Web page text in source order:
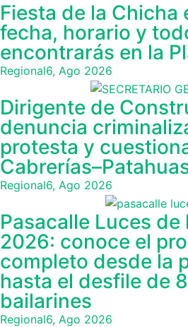
Fiesta de la Chicha
fecha, horario y
encontrarás en la
Regional6, Ago 2026
Dirigente de
denuncia
protesta y
Regional6, Ago 2026
Pasacalle Luces de
2026: conoce el
completo desde la
hasta el desfile de
bailarines
Regional6, Ago 2026